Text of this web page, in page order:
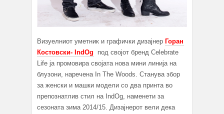
Визуелниот уметник и графички дизајнер Горан
Костовски- IndOg под својот бренд Celebrate
Life ја промовира својата нова мини линија на
блузони, наречена In The Woods. Станува збор
за женски и машки модели со два принта во
препознатлив стил на IndOg, наменети за
сезоната зима 2014/15. Дизајнерот вели дека